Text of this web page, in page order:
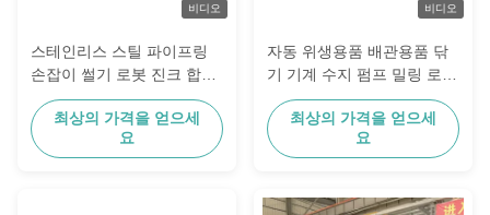
비디오
스테인리스 스틸 파이프링
손잡이 썰기 로봇 진크 합금
문 손잡이 닦기 기계 욕실 펌
프 펄핑 장비
최상의 가격을 얻으세
요
비디오
자동 위생용품 배관용품 닦
기 기계 수지 펌프 밀링 로봇
팔 금속 표면
최상의 가격을 얻으세
요